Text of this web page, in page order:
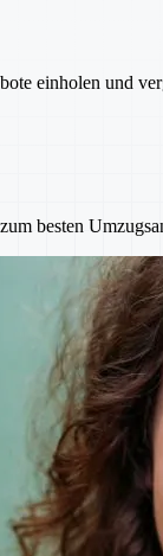
einholen und
besten